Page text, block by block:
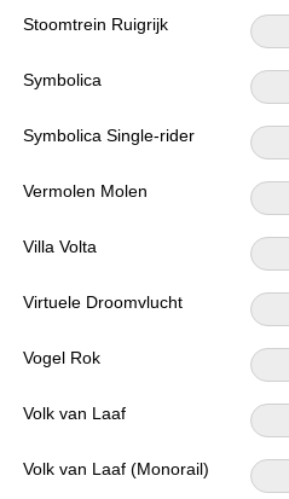
Stoomtrein Ruigrijk
Symbolica
Symbolica Single-rider
Vermolen Molen
Villa Volta
Virtuele Droomvlucht
Vogel Rok
Volk van Laaf
Volk van Laaf (Monorail)